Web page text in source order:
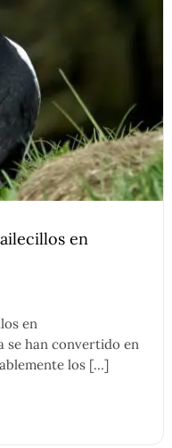
en
en
se han convertido en
los […]